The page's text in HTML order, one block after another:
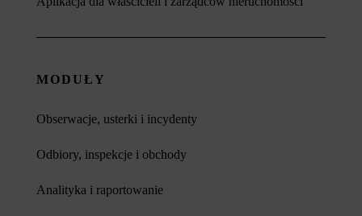
MODUŁY
Obserwacje, usterki i incydenty
Odbiory, inspekcje i obchody
Analityka i raportowanie